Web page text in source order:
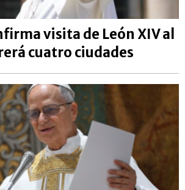
visita de León XIV al
cuatro ciudades